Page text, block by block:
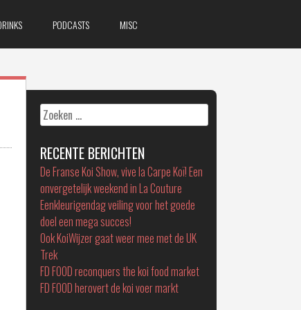
PODCASTS MISC
Zoeken
naar:
RECENTE BERICHTEN
De Franse Koi Show, vive la Carpe Koï! Een
onvergetelijk weekend in La Couture
Eenkleurigendag veiling voor het goede
doel een mega succes!
Ook KoiWijzer gaat weer mee met de UK
Trek
FD FOOD reconquers the koi food market
FD FOOD herovert de koi voer markt